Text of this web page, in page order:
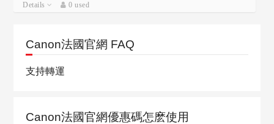
Details 0 used
Canon法國官網 FAQ
支持轉運
Canon法國官網優惠碼怎麽使用